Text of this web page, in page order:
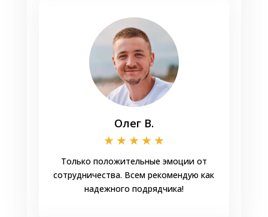
Олег В.
★★★★★
Только положительные эмоции от
сотрудничества. Всем рекомендую как
надежного подрядчика!